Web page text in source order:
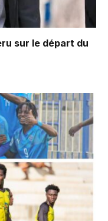
sur le départ du